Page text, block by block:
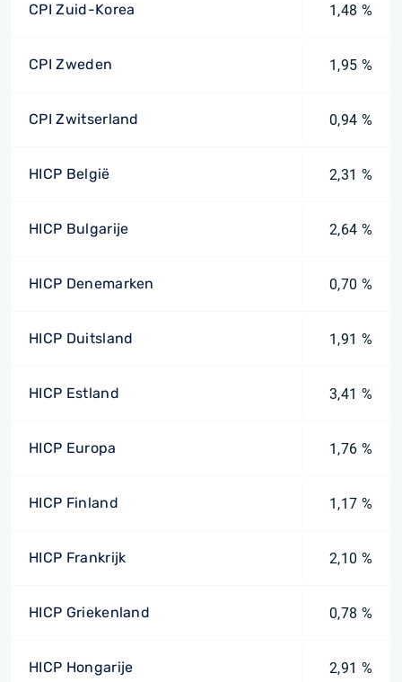
CPI Zuid-Korea 1,48 %
CPI Zweden 1,95 %
CPI Zwitserland 0,94 %
HICP België 2,31 %
HICP Bulgarije 2,64 %
HICP Denemarken 0,70 %
HICP Duitsland 1,91 %
HICP Estland 3,41 %
HICP Europa 1,76 %
HICP Finland 1,17 %
HICP Frankrijk 2,10 %
HICP Griekenland 0,78 %
HICP Hongarije 2,91 %